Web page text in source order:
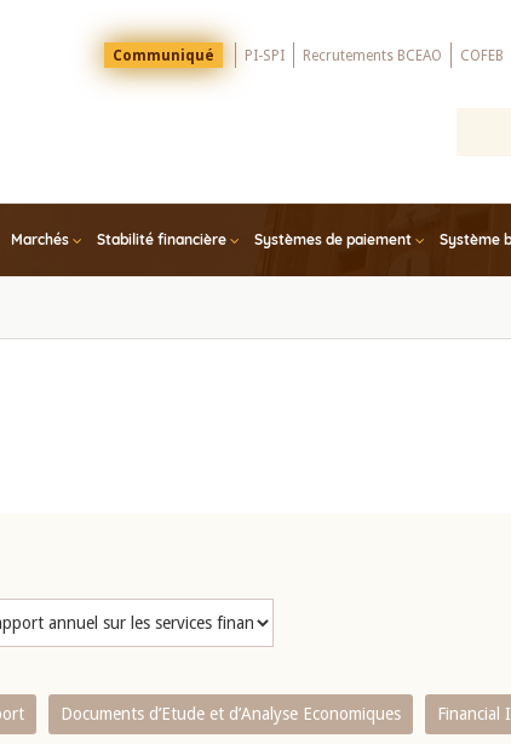
Menu
Top
Communiqué PI-SPI Recrutements BCEAO COFEB
Marchés Stabilité financière Systèmes de paiement Système
Documents d’Etude et d’Analyse Economiques Financial